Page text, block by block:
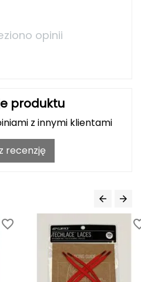
opinii
produktu
z innymi klientami
recenzję